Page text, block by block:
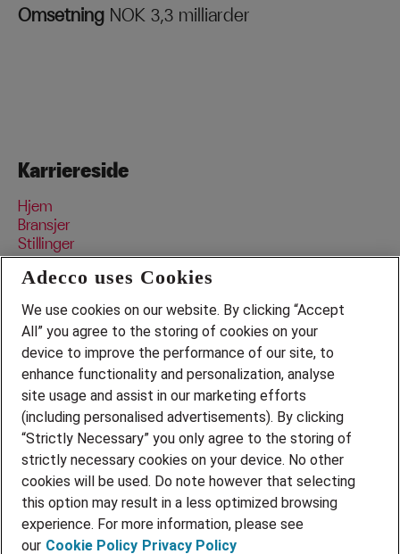
Omsetning NOK 3,3 milliarder
Karriereside
Hjem
Bransjer
Stillinger
Data og personvern
Bransjer
Pedagogisk
Serviceyrke
Transport, lager og logistikk
Industri og produksjon
adecco.no
Adecco uses Cookies
We use cookies on our website. By clicking “Accept
All” you agree to the storing of cookies on your
device to improve the performance of our site, to
enhance functionality and personalization, analyse
site usage and assist in our marketing efforts
(including personalised advertisements). By clicking
“Strictly Necessary” you only agree to the storing of
strictly necessary cookies on your device. No other
cookies will be used. Do note however that selecting
this option may result in a less optimized browsing
experience. For more information, please see
our Cookie Policy Privacy Policy